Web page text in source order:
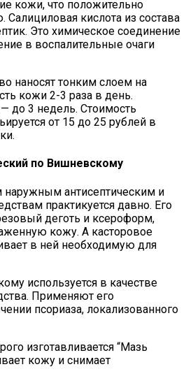
кожи, что положительно
Салициловая кислота из состава
Это химическое соединение
в воспалительные очаги
наносят тонким слоем на
кожи 2-3 раза в день.
до 3 недель. Стоимость
от 15 до 25 рублей в
по Вишневскому
наружным антисептическим и
практикуется давно. Его
деготь и ксероформ,
кожу. А касторовое
в ней необходимую для
используется в качестве
Применяют его
псориаза, локализованного
изготавливается “Мазь
кожу и снимает